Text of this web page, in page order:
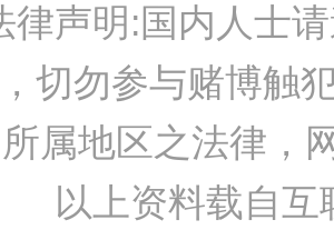
律声明:国内人士
切勿参与赌博触
所属地区之法律，
以上资料载自